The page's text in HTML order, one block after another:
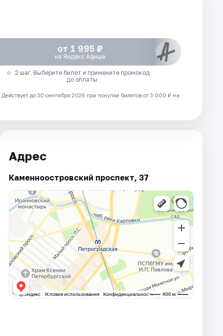
от 1 995 ₽
на Яндекс Афише
2 шаг. Выберите билет и примените промокод
до оплаты
Действует до 30 сентября 2026 при покупке билетов от 3 000 ₽ на
Адрес
Каменноостровский проспект, 37